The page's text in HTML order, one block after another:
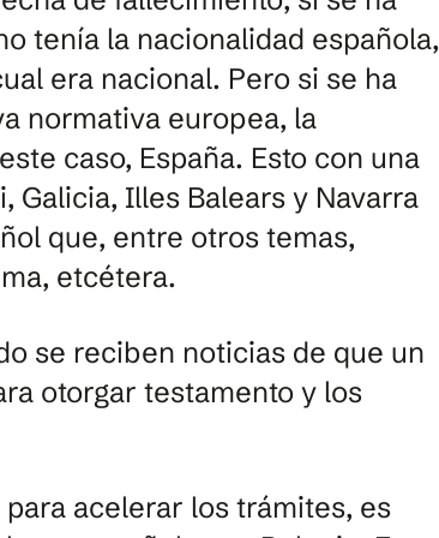
tenía la nacionalidad española,
era nacional. Pero si se ha
normativa europea, la
caso, España. Esto con una
Galicia, Illes Balears y Navarra
que, entre otros temas,
etcétera.
se reciben noticias de que un
otorgar testamento y los
acelerar los trámites, es